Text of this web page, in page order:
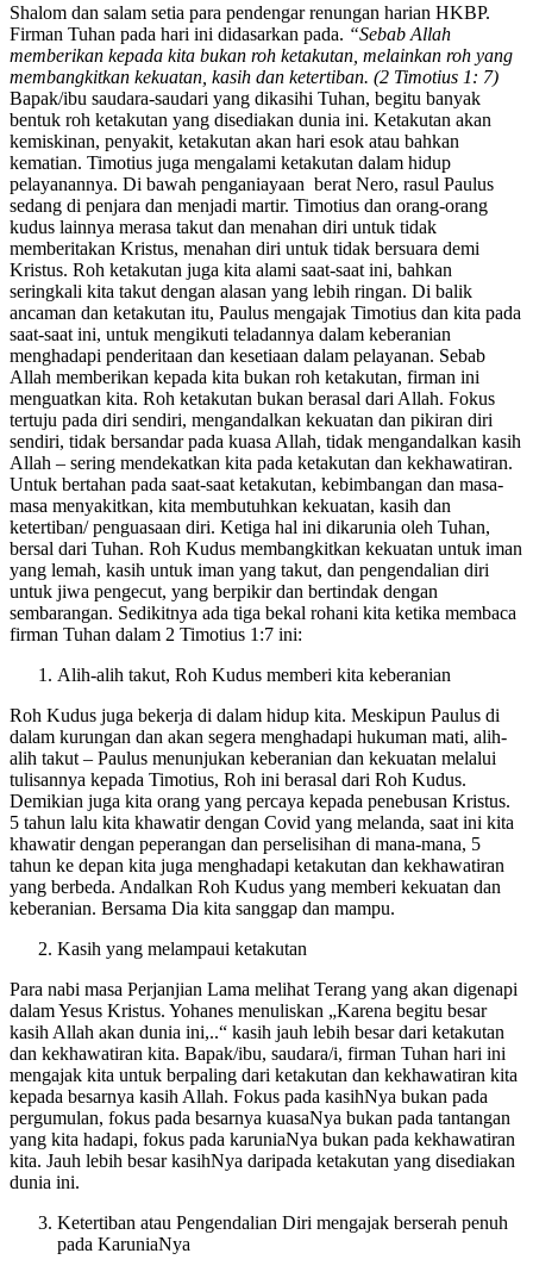
Shalom dan salam setia para pendengar renungan harian HKBP.
Firman Tuhan pada hari ini didasarkan pada. “Sebab Allah
memberikan kepada kita bukan roh ketakutan, melainkan roh yang
membangkitkan kekuatan, kasih dan ketertiban. (2 Timotius 1: 7)
Bapak/ibu saudara-saudari yang dikasihi Tuhan, begitu banyak
bentuk roh ketakutan yang disediakan dunia ini. Ketakutan akan
kemiskinan, penyakit, ketakutan akan hari esok atau bahkan
kematian. Timotius juga mengalami ketakutan dalam hidup
pelayanannya. Di bawah penganiayaan berat Nero, rasul Paulus
sedang di penjara dan menjadi martir. Timotius dan orang-orang
kudus lainnya merasa takut dan menahan diri untuk tidak
memberitakan Kristus, menahan diri untuk tidak bersuara demi
Kristus. Roh ketakutan juga kita alami saat-saat ini, bahkan
seringkali kita takut dengan alasan yang lebih ringan. Di balik
ancaman dan ketakutan itu, Paulus mengajak Timotius dan kita pada
saat-saat ini, untuk mengikuti teladannya dalam keberanian
menghadapi penderitaan dan kesetiaan dalam pelayanan. Sebab
Allah memberikan kepada kita bukan roh ketakutan, firman ini
menguatkan kita. Roh ketakutan bukan berasal dari Allah. Fokus
tertuju pada diri sendiri, mengandalkan kekuatan dan pikiran diri
sendiri, tidak bersandar pada kuasa Allah, tidak mengandalkan kasih
Allah – sering mendekatkan kita pada ketakutan dan kekhawatiran.
Untuk bertahan pada saat-saat ketakutan, kebimbangan dan masa-
masa menyakitkan, kita membutuhkan kekuatan, kasih dan
ketertiban/ penguasaan diri. Ketiga hal ini dikarunia oleh Tuhan,
bersal dari Tuhan. Roh Kudus membangkitkan kekuatan untuk iman
yang lemah, kasih untuk iman yang takut, dan pengendalian diri
untuk jiwa pengecut, yang berpikir dan bertindak dengan
sembarangan. Sedikitnya ada tiga bekal rohani kita ketika membaca
firman Tuhan dalam 2 Timotius 1:7 ini:
Alih-alih takut, Roh Kudus memberi kita keberanian
Roh Kudus juga bekerja di dalam hidup kita. Meskipun Paulus di
dalam kurungan dan akan segera menghadapi hukuman mati, alih-
alih takut – Paulus menunjukan keberanian dan kekuatan melalui
tulisannya kepada Timotius, Roh ini berasal dari Roh Kudus.
Demikian juga kita orang yang percaya kepada penebusan Kristus.
5 tahun lalu kita khawatir dengan Covid yang melanda, saat ini kita
khawatir dengan peperangan dan perselisihan di mana-mana, 5
tahun ke depan kita juga menghadapi ketakutan dan kekhawatiran
yang berbeda. Andalkan Roh Kudus yang memberi kekuatan dan
keberanian. Bersama Dia kita sanggap dan mampu.
Kasih yang melampaui ketakutan
Para nabi masa Perjanjian Lama melihat Terang yang akan digenapi
dalam Yesus Kristus. Yohanes menuliskan „Karena begitu besar
kasih Allah akan dunia ini,..“ kasih jauh lebih besar dari ketakutan
dan kekhawatiran kita. Bapak/ibu, saudara/i, firman Tuhan hari ini
mengajak kita untuk berpaling dari ketakutan dan kekhawatiran kita
kepada besarnya kasih Allah. Fokus pada kasihNya bukan pada
pergumulan, fokus pada besarnya kuasaNya bukan pada tantangan
yang kita hadapi, fokus pada karuniaNya bukan pada kekhawatiran
kita. Jauh lebih besar kasihNya daripada ketakutan yang disediakan
dunia ini.
Ketertiban atau Pengendalian Diri mengajak berserah penuh
pada KaruniaNya